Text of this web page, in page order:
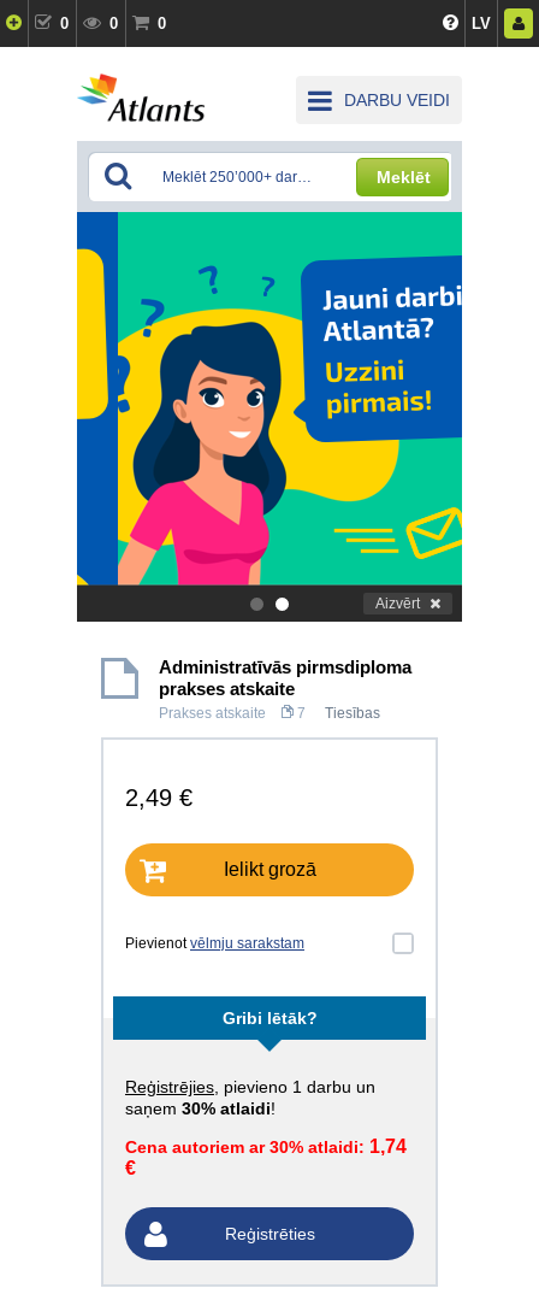
0 0 0 LV
DARBU VEIDI
Meklēt
. Aizvērt
Administratīvās pirmsdiploma
prakses atskaite
Prakses atskaite 7 Tiesības
2,49 €
Ielikt grozā
Pievienotvēlmju sarakstam
Gribi lētāk?
Reģistrējies , pievieno 1 darbu un
saņem 30% atlaidi!
Cena autoriem ar 30% atlaidi: 1,74
€
Reģistrēties